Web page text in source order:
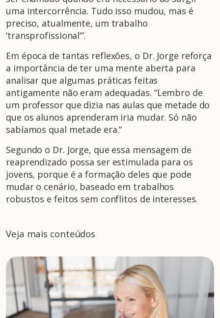
uma intercorrência. Tudo isso mudou, mas é
preciso, atualmente, um trabalho
‘transprofissional’”.
Em época de tantas reflexões, o Dr. Jorge reforça
a importância de ter uma mente aberta para
analisar que algumas práticas feitas
antigamente não eram adequadas. “Lembro de
um professor que dizia nas aulas que metade do
que os alunos aprenderam iria mudar. Só não
sabíamos qual metade era.”
Segundo o Dr. Jorge, que essa mensagem de
reaprendizado possa ser estimulada para os
jovens, porque é a formação deles que pode
mudar o cenário, baseado em trabalhos
robustos e feitos sem conflitos de interesses.
Veja mais conteúdos